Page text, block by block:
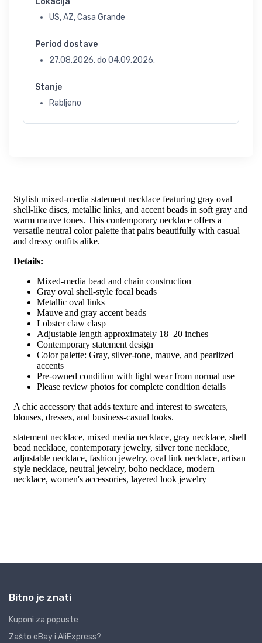
US, AZ, Casa Grande
Period dostave
27.08.2026. do 04.09.2026.
Stanje
Rabljeno
Bitno je znati
Kuponi za popuste
Zašto eBay i AliExpress?